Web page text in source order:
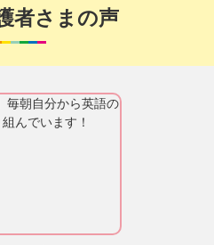
者さまの声